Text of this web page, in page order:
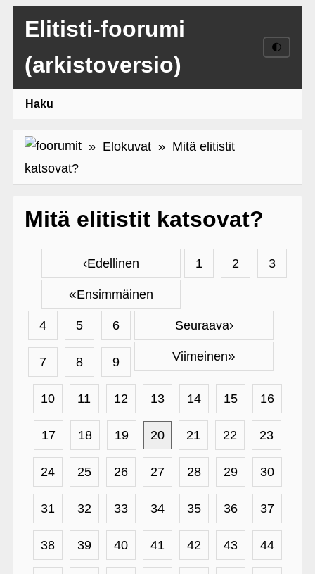
Elitisti-foorumi
(arkistoversio)
🌓
Haku
» Elokuvat» Mitä elitistit
katsovat?
Mitä elitistit katsovat?
‹Edellinen
«Ensimmäinen
Seuraava›
Viimeinen»
1 2 3
4 5 6
7 8 9
10 11 12 13 14 15 16
17 18 19 20 21 22 23
24 25 26 27 28 29 30
31 32 33 34 35 36 37
38 39 40 41 42 43 44